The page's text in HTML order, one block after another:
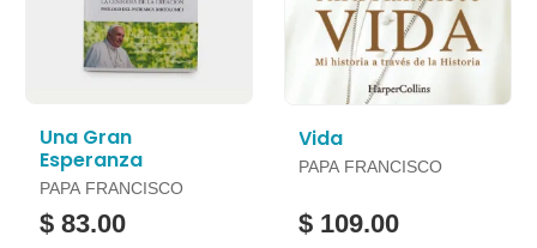
Una Gran
Esperanza
PAPA FRANCISCO
$ 83.00
Vida
PAPA FRANCISCO
$ 109.00